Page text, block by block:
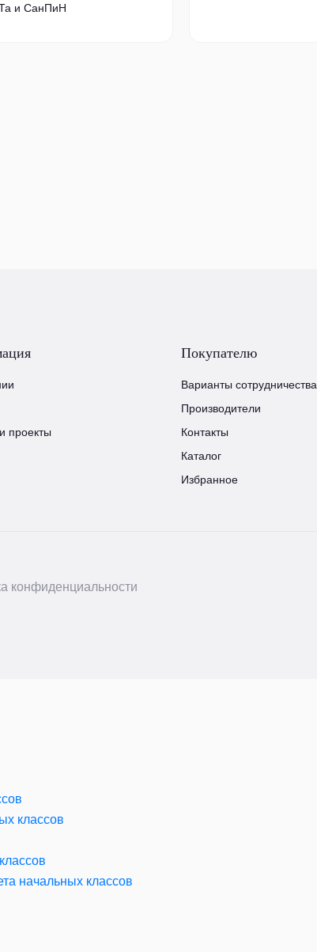
и СанПиН
проекты
Покупателю
Варианты сотрудничества
Производители
Контакты
Каталог
Избранное
конфиденциальности
классов
начальных классов